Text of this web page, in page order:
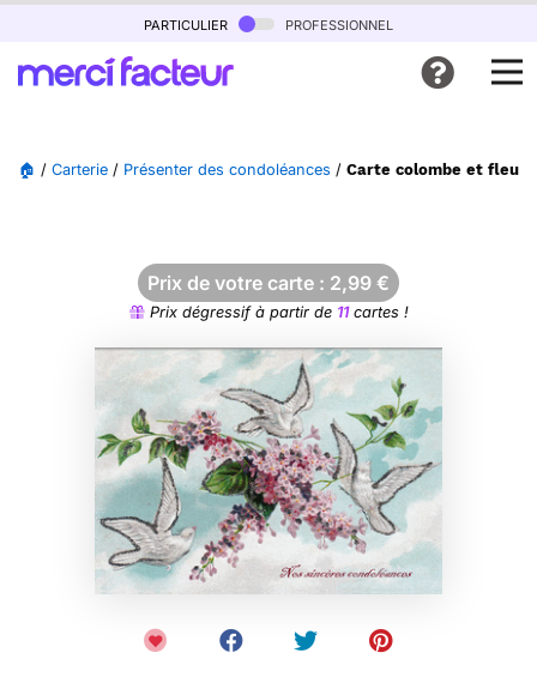
particulier professionnel
🏠 / Carterie / Présenter des condoléances / Carte colombe et
Prix de votre carte : 2,99 €
Prix dégressif à partir de 11cartes !